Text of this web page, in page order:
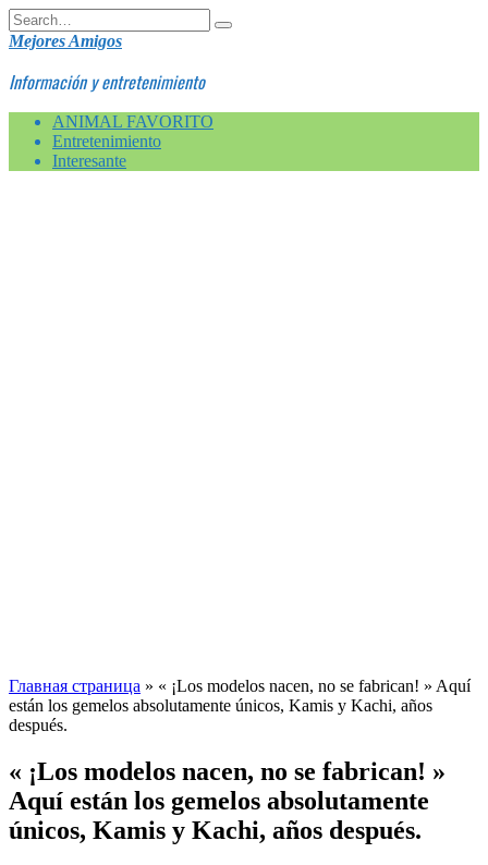
Skip
to
content
Search
for:
Mejores Amigos
Información y entretenimiento
ANIMAL FAVORITO
Entretenimiento
Interesante
Главная страница » « ¡Los modelos nacen, no se fabrican! » Aquí
están los gemelos absolutamente únicos, Kamis y Kachi, años
después.
« ¡Los modelos nacen, no se fabrican! »
Aquí están los gemelos absolutamente
únicos, Kamis y Kachi, años después.